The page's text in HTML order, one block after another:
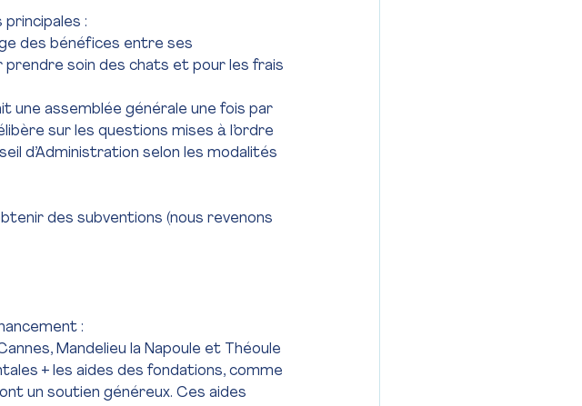
:
des bénéfices entre ses
prendre soin des chats et pour les frais
une assemblée générale une fois par
sur les questions mises à l’ordre
d’Administration selon les modalités
des subventions (nous revenons
:
Mandelieu la Napoule et Théoule
+ les aides des fondations, comme
un soutien généreux. Ces aides